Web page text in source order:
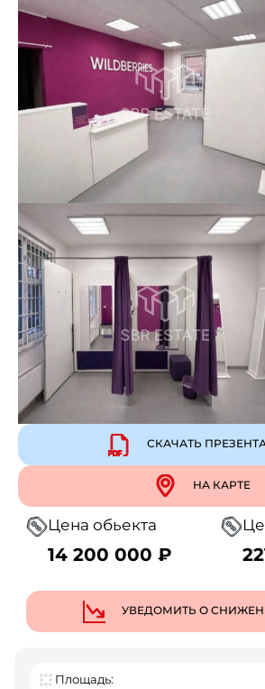
СКАЧАТЬ
НА КАРТЕ
Цена обьекта
14 200 000 ₽
УВЕДОМИТЬ О
Площадь: